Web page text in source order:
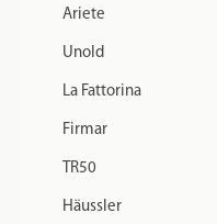
Ariete
Unold
La Fattorina
Firmar
TR50
Häussler